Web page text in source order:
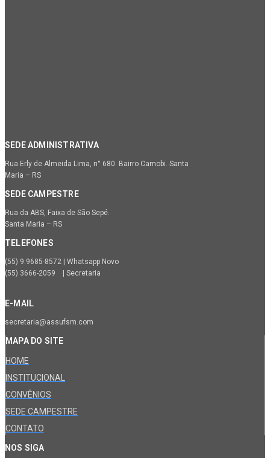
SEDE ADMINISTRATIVA
Rua Erly de Almeida Lima, n° 680. Bairro Camobi. Santa
Maria – RS
SEDE CAMPESTRE
Rua da ABS, Faixa de São Sepé.
Santa Maria – RS
TELEFONES
(55) 9.9685-8572 | Whatsapp Novo
(55) 3666-2059 | Secretaria
E-MAIL
secretaria@assufsm.com
MAPA DO SITE
HOME
INSTITUCIONAL
CONVÊNIOS
SEDE CAMPESTRE
CONTATO
NOS SIGA